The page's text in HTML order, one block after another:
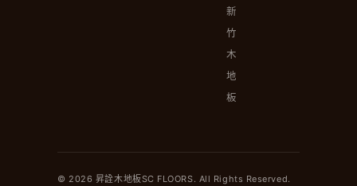
新
竹
木
地
板
© 2026 昇詮木地板SC FLOORS. All Rights Reserved.